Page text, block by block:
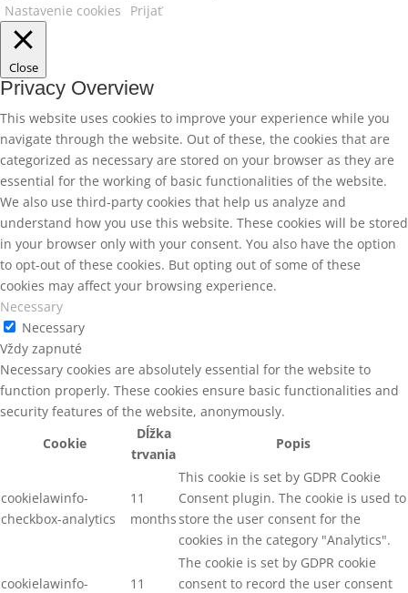
Nastavenie cookies
Prijať
Close
Privacy Overview
This website uses cookies to improve your experience while you
navigate through the website. Out of these, the cookies that are
categorized as necessary are stored on your browser as they are
essential for the working of basic functionalities of the website.
We also use third-party cookies that help us analyze and
understand how you use this website. These cookies will be stored
in your browser only with your consent. You also have the option
to opt-out of these cookies. But opting out of some of these
cookies may affect your browsing experience.
Necessary
Necessary
Vždy zapnuté
Necessary cookies are absolutely essential for the website to
function properly. These cookies ensure basic functionalities and
security features of the website, anonymously.
Cookie
Dĺžka
trvania
Popis
cookielawinfo-
checkbox-analytics
11
months
This cookie is set by GDPR Cookie
Consent plugin. The cookie is used to
store the user consent for the
cookies in the category "Analytics".
cookielawinfo-
11
The cookie is set by GDPR cookie
consent to record the user consent